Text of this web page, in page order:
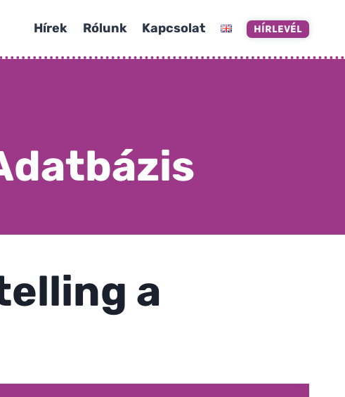
Hírek Rólunk Kapcsolat HÍRLEVÉL
a